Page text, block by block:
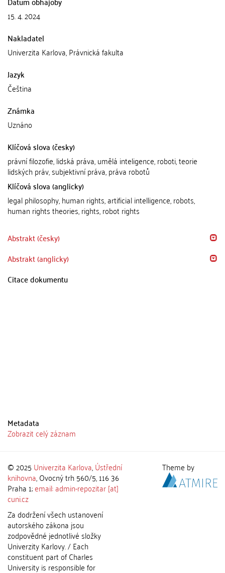
15. 4. 2024
Nakladatel
Univerzita Karlova, Právnická fakulta
Jazyk
Čeština
Známka
Uznáno
Klíčová slova (česky)
právní filozofie, lidská práva, umělá inteligence, roboti, teorie
lidských práv, subjektivní práva, práva robotů
Klíčová slova (anglicky)
legal philosophy, human rights, artificial intelligence, robots,
human rights theories, rights, robot rights
Abstrakt (česky)
Abstrakt (anglicky)
Citace dokumentu
Metadata
Zobrazit celý záznam
© 2025 Univerzita Karlova,Ústřední
knihovna, Ovocný trh 560/5, 116 36
Praha 1;email: admin-repozitar [at]
cuni.cz
Za dodržení všech ustanovení
autorského zákona jsou
zodpovědné jednotlivé složky
Univerzity Karlovy. / Each
constituent part of Charles
University is responsible for
Theme by